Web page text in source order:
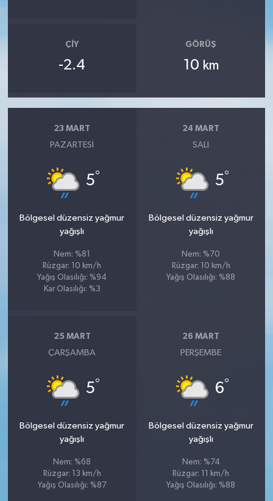
ÇIY
-2.4
GÖRÜŞ
10 km
23 MART
PAZARTESI
5°
Bölgesel düzensiz yağmur
yağışlı
Nem: %81
Rüzgar: 10 km/h
Yağış Olasılığı: %94
Kar Olasılığı: %3
24 MART
SALI
5°
Bölgesel düzensiz yağmur
yağışlı
Nem: %70
Rüzgar: 10 km/h
Yağış Olasılığı: %88
25 MART
ÇARŞAMBA
5°
Bölgesel düzensiz yağmur
yağışlı
Nem: %68
Rüzgar: 13 km/h
Yağış Olasılığı: %87
26 MART
PERŞEMBE
6°
Bölgesel düzensiz yağmur
yağışlı
Nem: %74
Rüzgar: 11 km/h
Yağış Olasılığı: %88